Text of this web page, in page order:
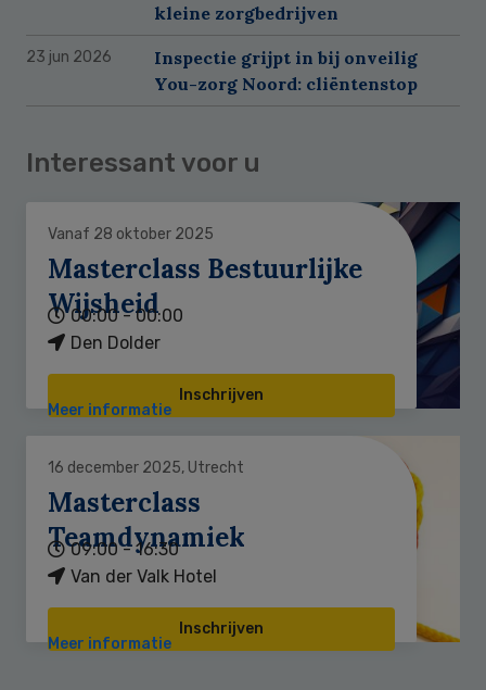
kleine zorgbedrijven
23 jun 2026
Inspectie grijpt in bij onveilig
You-zorg Noord: cliëntenstop
Interessant voor u
Vanaf 28 oktober 2025
Masterclass Bestuurlijke
Wijsheid
00:00 - 00:00
Den Dolder
Inschrijven
Meer informatie
16 december 2025, Utrecht
Masterclass
Teamdynamiek
09:00 - 16:30
Van der Valk Hotel
Inschrijven
Meer informatie